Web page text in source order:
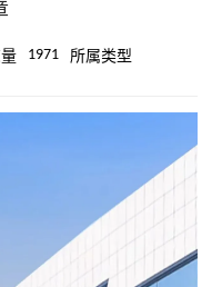
1971 所属类型